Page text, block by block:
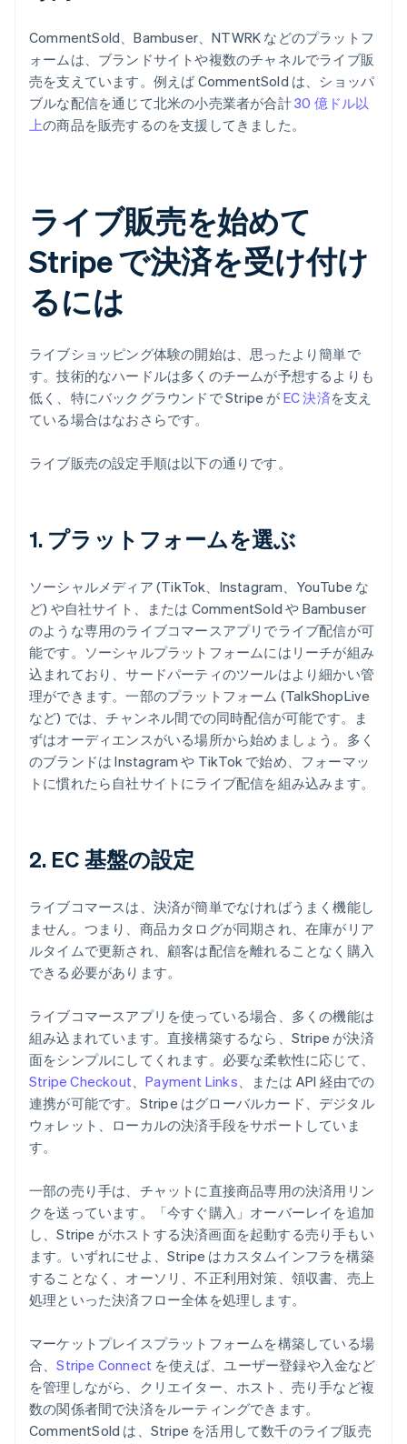
CommentSold、Bambuser、NTWRK などのプラットフ
ォームは、ブランドサイトや複数のチャネルでライブ販
売を支えています。例えば CommentSold は、ショッパ
ブルな配信を通じて北米の小売業者が合計30 億ドル以
上の商品を販売するのを支援してきました。
ライブ販売を始めて
Stripe で決済を受け付け
るには
ライブショッピング体験の開始は、思ったより簡単で
す。技術的なハードルは多くのチームが予想するよりも
低く、特にバックグラウンドで Stripe が EC 決済を支え
ている場合はなおさらです。
ライブ販売の設定手順は以下の通りです。
1. プラットフォームを選ぶ
ソーシャルメディア (TikTok、Instagram、YouTube な
ど) や自社サイト、または CommentSold や Bambuser
のような専用のライブコマースアプリでライブ配信が可
能です。ソーシャルプラットフォームにはリーチが組み
込まれており、サードパーティのツールはより細かい管
理ができます。一部のプラットフォーム (TalkShopLive
など) では、チャンネル間での同時配信が可能です。ま
ずはオーディエンスがいる場所から始めましょう。多く
のブランドは Instagram や TikTok で始め、フォーマッ
トに慣れたら自社サイトにライブ配信を組み込みます。
2. EC 基盤の設定
ライブコマースは、決済が簡単でなければうまく機能し
ません。つまり、商品カタログが同期され、在庫がリア
ルタイムで更新され、顧客は配信を離れることなく購入
できる必要があります。
ライブコマースアプリを使っている場合、多くの機能は
組み込まれています。直接構築するなら、Stripe が決済
面をシンプルにしてくれます。必要な柔軟性に応じて、
Stripe Checkout、Payment Links、または API 経由での
連携が可能です。Stripe はグローバルカード、デジタル
ウォレット、ローカルの決済手段をサポートしていま
す。
一部の売り手は、チャットに直接商品専用の決済用リン
クを送っています。「今すぐ購入」オーバーレイを追加
し、Stripe がホストする決済画面を起動する売り手もい
ます。いずれにせよ、Stripe はカスタムインフラを構築
することなく、オーソリ、不正利用対策、領収書、売上
処理といった決済フロー全体を処理します。
マーケットプレイスプラットフォームを構築している場
合、Stripe Connect を使えば、ユーザー登録や入金など
を管理しながら、クリエイター、ホスト、売り手など複
数の関係者間で決済をルーティングできます。
CommentSold は、Stripe を活用して数千のライブ販売